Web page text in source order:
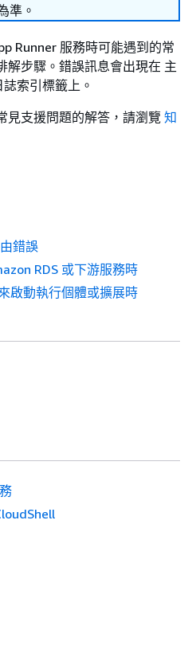
準。
Runner 服務時可能遇到的常
解步驟。錯誤訊息會出現在 主
索引標籤上。
見支援問題的解答，請瀏覽 知
錯誤
RDS 或下游服務時
啟動執行個體或擴展時